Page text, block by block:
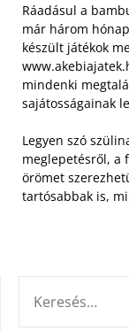
Ráadásul a
már három
készült játékok
mindenki
sajátosságainak
Legyen szó
meglepetésről, a
örömet
tartósabbak is,